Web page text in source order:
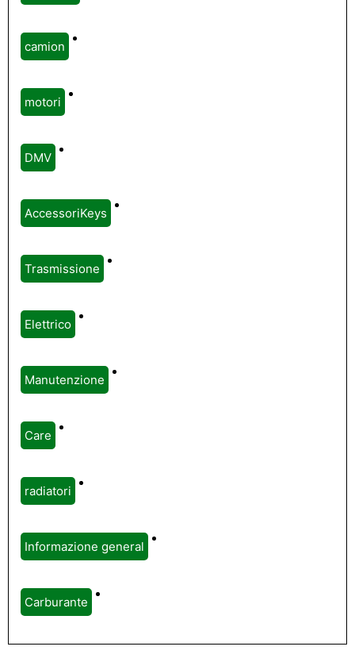
camion
motori
DMV
AccessoriKeys
Trasmissione
Elettrico
Manutenzione
Care
radiatori
Informazione general
Carburante